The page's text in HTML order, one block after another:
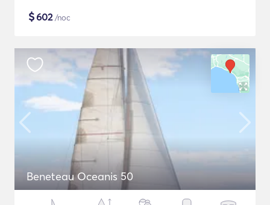
$602/noc
Beneteau Oceanis 50